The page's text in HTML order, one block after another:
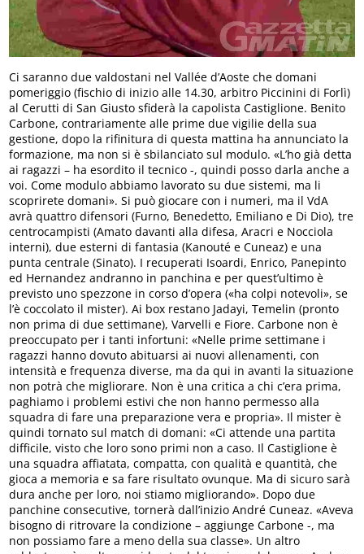
Ci saranno due valdostani nel Vallée d’Aoste che domani
pomeriggio (fischio di inizio alle 14.30, arbitro Piccinini di Forlì)
al Cerutti di San Giusto sfiderà la capolista Castiglione. Benito
Carbone, contrariamente alle prime due vigilie della sua
gestione, dopo la rifinitura di questa mattina ha annunciato la
formazione, ma non si è sbilanciato sul modulo. «L’ho già detta
ai ragazzi – ha esordito il tecnico -, quindi posso darla anche a
voi. Come modulo abbiamo lavorato su due sistemi, ma li
scoprirete domani». Si può giocare con i numeri, ma il VdA
avrà quattro difensori (Furno, Benedetto, Emiliano e Di Dio), tre
centrocampisti (Amato davanti alla difesa, Aracri e Nocciola
interni), due esterni di fantasia (Kanouté e Cuneaz) e una
punta centrale (Sinato). I recuperati Isoardi, Enrico, Panepinto
ed Hernandez andranno in panchina e per quest’ultimo è
previsto uno spezzone in corso d’opera («ha colpi notevoli», se
l’è coccolato il mister). Ai box restano Jadayi, Temelin (pronto
non prima di due settimane), Varvelli e Fiore. Carbone non è
preoccupato per i tanti infortuni: «Nelle prime settimane i
ragazzi hanno dovuto abituarsi ai nuovi allenamenti, con
intensità e frequenza diverse, ma da qui in avanti la situazione
non potrà che migliorare. Non è una critica a chi c’era prima,
paghiamo i problemi estivi che non hanno permesso alla
squadra di fare una preparazione vera e propria». Il mister è
quindi tornato sul match di domani: «Ci attende una partita
difficile, visto che loro sono primi non a caso. Il Castiglione è
una squadra affiatata, compatta, con qualità e quantità, che
gioca a memoria e sa fare risultato ovunque. Ma di sicuro sarà
dura anche per loro, noi stiamo migliorando». Dopo due
panchine consecutive, tornerà dall’inizio André Cuneaz. «Aveva
bisogno di ritrovare la condizione – aggiunge Carbone -, ma
non possiamo fare a meno della sua classe». Un altro